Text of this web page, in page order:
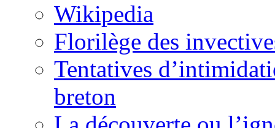
Wikipedia
Florilège des
Tentatives
breton